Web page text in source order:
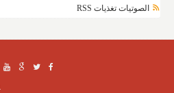
الصوتيات تغذيات RSS